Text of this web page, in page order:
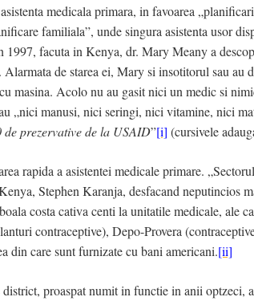
medicala primara, in favoarea
familiala”, unde singura asistenta usor
1997, facuta in Kenya, dr. Mary Meany a
Alarmata de starea ei, Mary si insotitorul sau au
masina. Acolo nu au gasit nici un medic si
„nici manusi, nici seringi, nici vitamine, nici
de prezervative de la USAID”[i] (cursivele
rapida a asistentei medicale primare.
Stephen Karanja, desfacand neputincios
costa cativa centi la unitatile medicale, ale
contraceptive), Depo-Provera
din care sunt furnizate cu bani americani.[ii]
proaspat numit in functie in anii optzeci,